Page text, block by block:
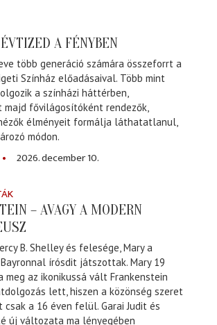
A FÉNYBEN
több generáció számára összeforrt a
Színház előadásaival. Több mint
a színházi háttérben,
fővilágosítóként rendezők,
élményeit formálja láthatatlanul,
módon.
2026. december 10.
– AVAGY A MODERN
B. Shelley és felesége, Mary a
írósdit játszottak. Mary 19
meg az ikonikussá vált Frankenstein
lett, hiszen a közönség szeret
csak a 16 éven felül. Garai Judit és
új változata ma lényegében